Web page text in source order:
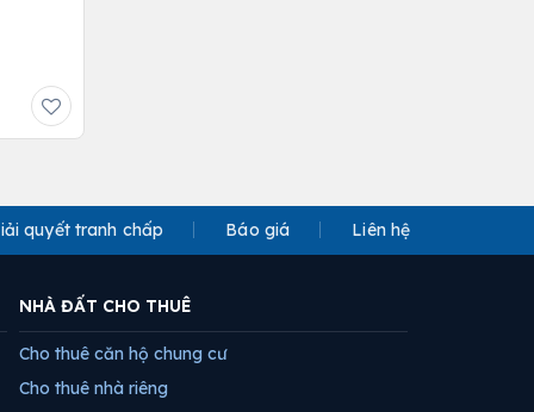
quyết tranh chấp Báo giá Liên hệ
NHÀ ĐẤT CHO THUÊ
Cho thuê căn hộ chung cư
Cho thuê nhà riêng